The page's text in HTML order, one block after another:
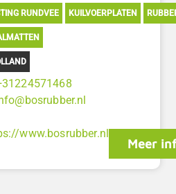
RUNDVEE KUILVOERPLATEN
www.bosrubber.nl
Meer